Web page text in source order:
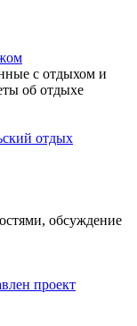
с отдыхом и
об отдыхе
отдых
обсуждение
проект